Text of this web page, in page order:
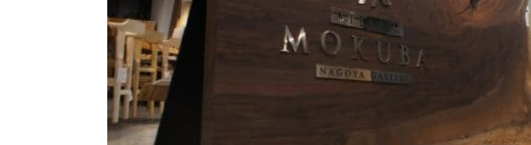
一枚板用のテーブル脚
樹種紹介
コーディネート集
メンテナンス方法
WEBカタログ